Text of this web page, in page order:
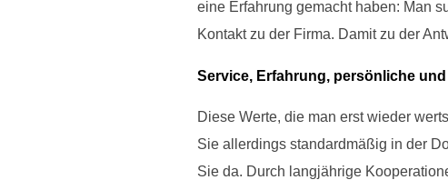
eine Erfahrung gemacht haben: Man
Kontakt zu der Firma. Damit zu der
Service, Erfahrung, persönliche
Diese Werte, die man erst wieder
Sie allerdings standardmäßig in der
Sie da. Durch langjährige